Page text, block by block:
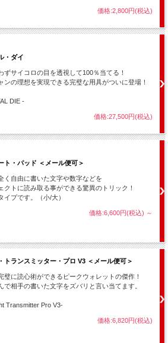
価格:2,800円(税込)
・ダイ
ずサイコロの目を透視して100％当てる！
ンの理想を実現できる完璧な用具がついに登場！
DIE -
価格:27,500円(税込)
ト・パッド ＜メール便可＞
く自由に書いた文字や数字などを
クトに読み取る事ができる驚異のトリック！
イプです。（小/大）
価格:6,600円(税込) ～
トランスミッター・プロ V3 ＜メール便可＞
璧に読心術ができるピークウォレットの傑作！
で相手の書いた文字をズバリと言い当てます。
Transmitter Pro V3-
価格:6,820円(税込)